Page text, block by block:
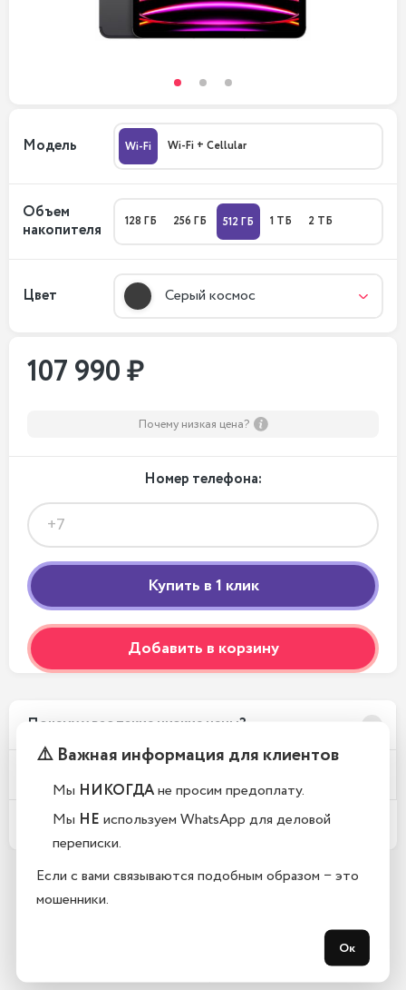
Модель Wi-Fi Wi-Fi + Cellular
Объем
накопителя
128 ГБ 256 ГБ 512 ГБ 1 ТБ 2 ТБ
Цвет Серый космос
107 990 ₽
Почему низкая цена?
Номер телефона:
Добавить в корзину
Почему у вас такие низкие цены?
Какой срок гарантии?
⚠️ Важная информация для клиентов
Мы НИКОГДАне просим предоплату.
Мы НЕ используем WhatsApp для деловой
переписки.
Если с вами связываются подобным образом − это
мошенники.
Ок